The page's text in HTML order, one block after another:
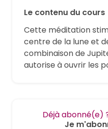
Le contenu du cours
Cette méditation
centre de la lune et
combinaison de
autorise à ouvrir les
Déjà abonné(e)
Je